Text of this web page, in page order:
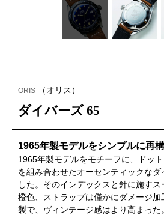
ORIS （オリス）
ダイバーズ 65
1965年製モデルをシンプルに再
1965年製モデルをモチーフに、ドッ
を組み合わせたオーセンティックな
した。そのインデックスと針に施す
橙色、ストラップは僅かにダメージ
製で、ヴィンテージ感はより高まっ